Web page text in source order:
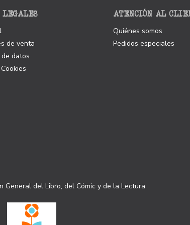
LEGALES
de venta
datos
ATENCIÓN AL
Quiénes somos
Pedidos especiales
del Libro, del Cómic y de la Lectura